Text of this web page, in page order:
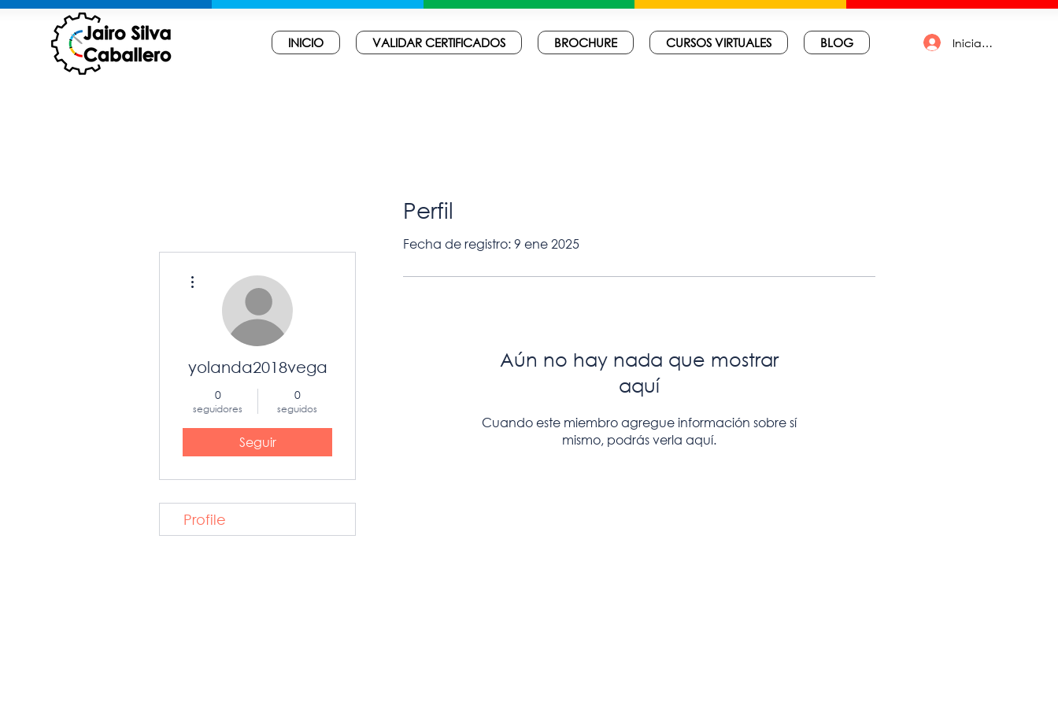
INICIO VALIDAR CERTIFICADOS BROCHURE CURSOS VIRTUALES BLOG Iniciar sesión
Perfil
Fecha de registro: 9 ene 2025
Aún no hay nada que mostrar
aquí
Cuando este miembro agregue información sobre sí
mismo, podrás verla aquí.
yolanda2018vega
0
seguidores
0
seguidos
Seguir
Profile